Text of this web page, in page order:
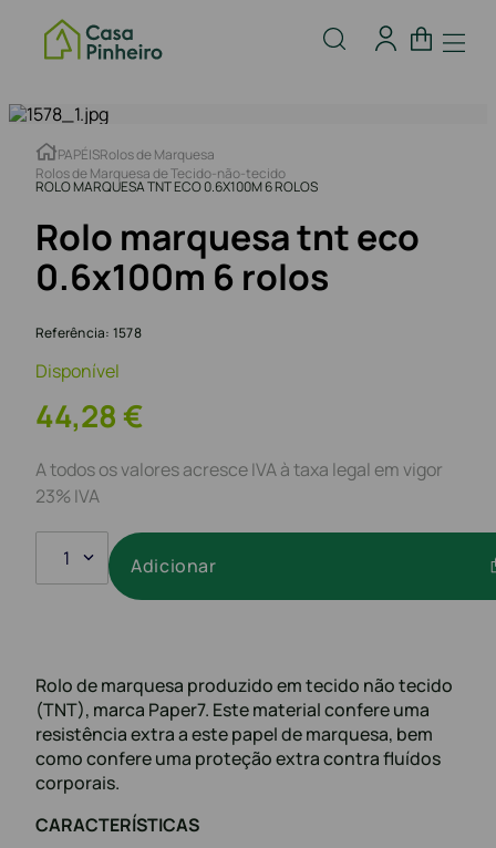
PAPÉISRolos de Marquesa
Rolos de Marquesa de Tecido-não-tecido
ROLO MARQUESA TNT ECO 0.6X100M 6 ROLOS
Rolo marquesa tnt eco
0.6x100m 6 rolos
Referência: 1578
Disponível
44,28€
A todos os valores acresce IVA à taxa legal em vigor
23% IVA
1 Adicionar
Rolo de marquesa produzido em tecido não tecido
(TNT), marca Paper7. Este material confere uma
resistência extra a este papel de marquesa, bem
como confere uma proteção extra contra fluídos
corporais.
CARACTERÍSTICAS